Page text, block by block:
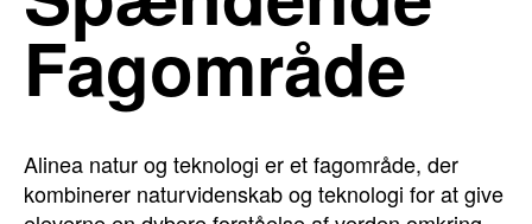
Fagområde
Alinea natur og teknologi er et fagområde, der
kombinerer naturvidenskab og teknologi for at give